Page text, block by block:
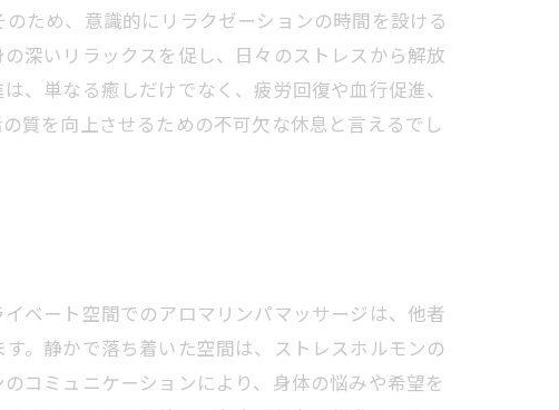
ため、意識的にリラクゼーションの時間を設ける
深いリラックスを促し、日々のストレスから解放
、単なる癒しだけでなく、疲労回復や血行促進、
質を向上させるための不可欠な休息と言えるでし
ベート空間でのアロマリンパマッサージは、他者
。静かで落ち着いた空間は、ストレスホルモンの
コミュニケーションにより、身体の悩みや希望を